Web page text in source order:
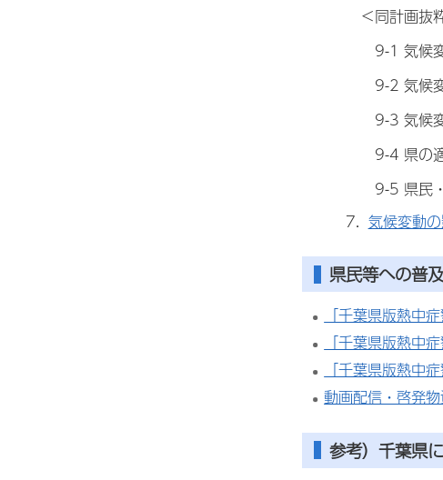
＜同計画
9-1 気候
9-2 気候
9-3 気候
9-4 県の
9-5 県民
気候変動
県民等への普
「千葉県版熱中
「千葉県版熱中
「千葉県版熱中
動画配信・啓発
参考）千葉県